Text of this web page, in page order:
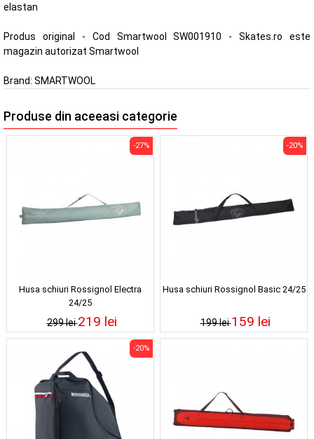
elastan
Produs original - Cod Smartwool SW001910 - Skates.ro este
magazin autorizat Smartwool
Brand: SMARTWOOL
Produse din aceeasi categorie
Husa schiuri Rossignol Electra
24/25
299 lei
-27%
219 lei
Husa schiuri Rossignol Basic 24/25
199 lei
-20%
159 lei
-20%